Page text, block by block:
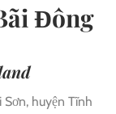
Đông
huyện Tĩnh